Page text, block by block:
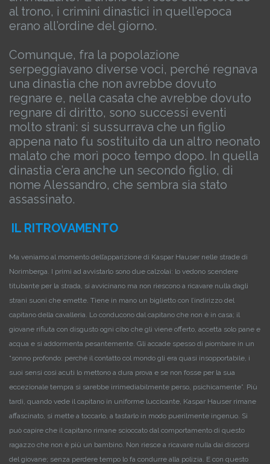
al trono, i crimini dinastici in quell’epoca
erano all’ordine del giorno.
Comunque, fra la popolazione
serpeggiavano diverse voci, perché regnava
una dinastia che non avrebbe dovuto
regnare e, nella casata che avrebbe dovuto
regnare di diritto, sono successi eventi
molto strani: si sussurrava che un figlio
appena nato fu sostituito da un altro neonato
malato che morì poco tempo dopo. In quella
dinastia c’era anche un secondo figlio, di
nome Alessandro, che sembra sia stato
assassinato.
IL RITROVAMENTO
Ma veniamo al momento dell’apparizione di Kaspar Hauser nelle strade di
Norimberga. I primi ad avvistarlo sono due calzolai: lo vedono scendere
titubante per la strada, si avvicinano ma non riescono a ricavare nulla dagli
strani suoni che emette. Tiene in mano un biglietto con l’indirizzo del
capitano della cavalleria. Lo conducono dal capitano che non è in casa; il
giovane rifiuta con disgusto ogni cibo che gli viene offerto, accetta solo pane e
acqua e si addormenta pesantemente. Gli accade spesso di piombare in un
“sonno profondo: perché il contatto col mondo gli era quasi insopportabile, i
suoi sensi così acuti lo mettono a dura prova e se non fosse per la sua
eccezionale tempra si sarebbe irrimediabilmente perso, psichicamente”. Più
tardi, quando vede il capitano in uniforme luccicante, Kaspar Hauser rimane
affascinato, si mette a toccarlo, a tastarlo in modo puerilmente ingenuo. Si
può capire che il capitano rimane scioccato dal comportamento di questo
ragazzo che non è più un bambino. Non riesce a ricavare nulla dai discorsi
del giovane; senza perdere tempo lo fa condurre alla polizia. E con questo